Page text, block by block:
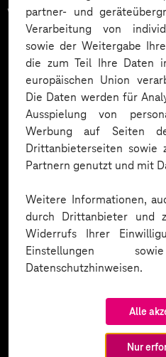
partner- und
Verarbeitung von
sowie der Weitergabe
die zum Teil Ihre Daten
europäischen Union
Die Daten werden für
Ausspielung von
Werbung auf Seiten
Drittanbieterseiten sowie
Partnern genutzt und mit
Weitere Informationen,
durch Drittanbieter und
Widerrufs Ihrer
Einstellungen
Datenschutzhinweisen.
Alle
Nur
vertrauen auf
Expertise. Hier